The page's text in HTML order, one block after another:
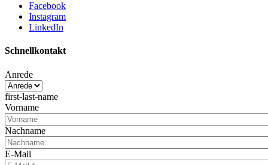
Facebook
Instagram
LinkedIn
Schnellkontakt
Anrede
first-last-name
Vorname
Nachname
E-Mail